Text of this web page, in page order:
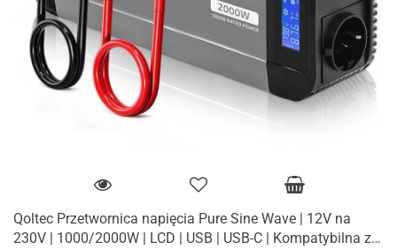
Qoltec Przetwornica napięcia Pure Sine Wave | 12V na
230V | 1000/2000W | LCD | USB | USB-C | Kompatybilna z